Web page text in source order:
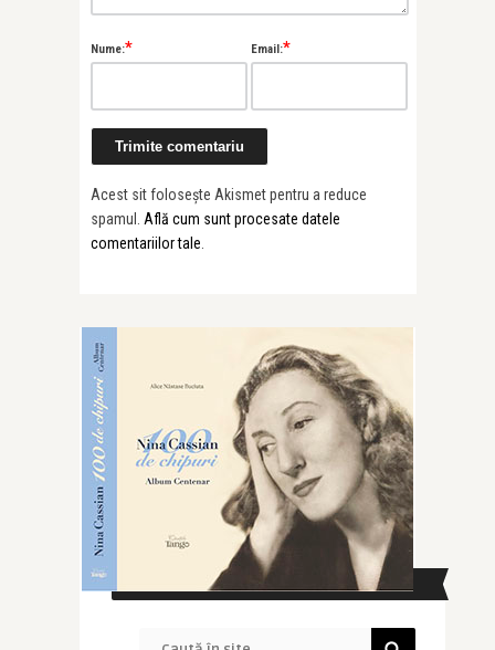
Nume:* Email:*
Acest sit folosește Akismet pentru a reduce
spamul. Află cum sunt procesate datele
comentariilor tale.
CAUTĂ ÎN SITE